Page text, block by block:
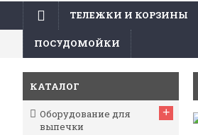
ТЕЛЕЖКИ И КОРЗИНЫ
ПОСУДОМОЙКИ
Главная Холодильное
КАТАЛОГ
Оборудование для
выпечки
+